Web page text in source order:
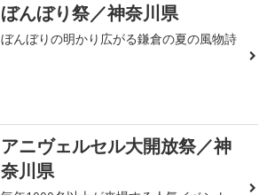
ぼんぼり祭／神奈川県
ぼんぼりの明かり広がる鎌倉の夏の風物詩
アニヴェルセル大開放祭／神
奈川県